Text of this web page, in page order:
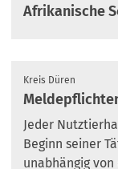
Afrikanische
Kreis Düren
Jeder
Beginn seiner
unabhängig